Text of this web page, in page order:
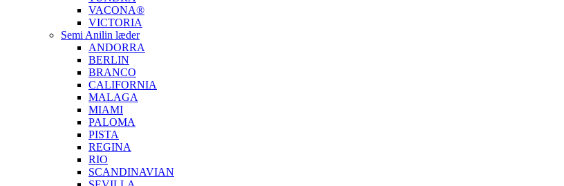
VACONA®
VICTORIA
Semi Anilin læder
ANDORRA
BERLIN
BRANCO
CALIFORNIA
MALAGA
MIAMI
PALOMA
PISTA
REGINA
RIO
SCANDINAVIAN